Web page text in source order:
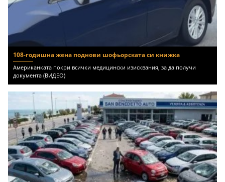
108-годишна жена поднови шофьорската си книжка
Американката покри всички медицински изисквания, за да получи
документа (ВИДЕО)